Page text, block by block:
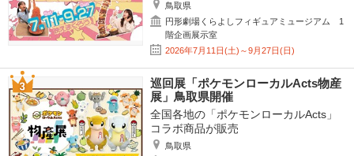
鳥取県
円形劇場くらよしフィギュアミュージアム 1
階企画展示室
2026年7月11日(土)～9月27日(日)
巡回展「ポケモンローカルActs物産
展」鳥取県開催
全国各地の「ポケモンローカルActs」
コラボ商品が販売
鳥取県